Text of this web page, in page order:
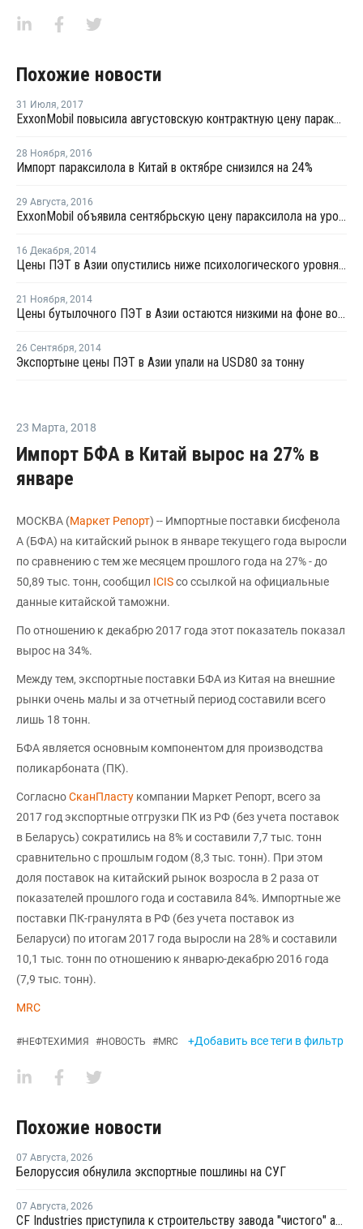
Похожие новости
31 Июля, 2017
ExxonMobil повысила августовскую контрактную цену параксилола для Азии на USD20 за тонну
28 Ноября, 2016
Импорт параксилола в Китай в октябре снизился на 24%
29 Августа, 2016
ExxonMobil объявила сентябрьскую цену параксилола на уровне USD850 за тонну в Азии
16 Декабря, 2014
Цены ПЭТ в Азии опустились ниже психологического уровня в USD1 000 за тонну, FOB
21 Ноября, 2014
Цены бутылочного ПЭТ в Азии остаются низкими на фоне волатильности цен сырья
26 Сентября, 2014
Экспортыне цены ПЭТ в Азии упали на USD80 за тонну
23 Марта, 2018
Импорт БФА в Китай вырос на 27% в
январе
МОСКВА (Маркет Репорт) -- Импортные поставки бисфенола
А (БФА) на китайский рынок в январе текущего года выросли
по сравнению с тем же месяцем прошлого года на 27% - до
50,89 тыс. тонн, сообщил ICISсо ссылкой на официальные
данные китайской таможни.
По отношению к декабрю 2017 года этот показатель показал
вырос на 34%.
Между тем, экспортные поставки БФА из Китая на внешние
рынки очень малы и за отчетный период составили всего
лишь 18 тонн.
БФА является основным компонентом для производства
поликарбоната (ПК).
СогласноСканПласту компании Маркет Репорт, всего за
2017 год экспортные отгрузки ПК из РФ (без учета поставок
в Беларусь) сократились на 8% и составили 7,7 тыс. тонн
сравнительно с прошлым годом (8,3 тыс. тонн). При этом
доля поставок на китайский рынок возросла в 2 раза от
показателей прошлого года и составила 84%. Импортные же
поставки ПК-гранулята в РФ (без учета поставок из
Беларуси) по итогам 2017 года выросли на 28% и составили
10,1 тыс. тонн по отношению к январю-декабрю 2016 года
(7,9 тыс. тонн).
MRC
#НЕФТЕХИМИЯ #НОВОСТЬ #MRC +Добавить все теги в фильтр
Похожие новости
07 Августа, 2026
Белоруссия обнулила экспортные пошлины на СУГ
07 Августа, 2026
CF Industries приступила к строительству завода "чистого" аммиака за USD4 миллиарда